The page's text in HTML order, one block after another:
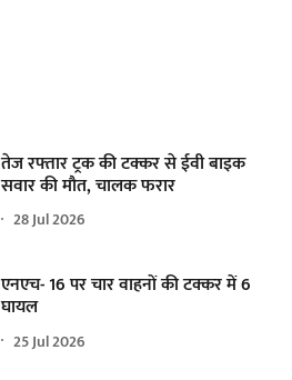
तेज रफ्तार ट्रक की टक्कर से ईवी बाइक
सवार की मौत, चालक फरार
28 Jul 2026
एनएच- 16 पर चार वाहनों की टक्कर में 6
घायल
25 Jul 2026